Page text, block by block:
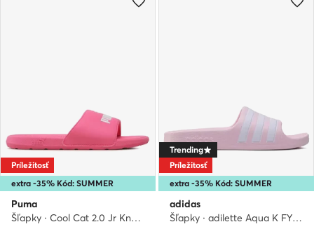
extra -35% Kód: SUMMER
Príležitosť
Puma
Šľapky · Cool Cat 2.0 Jr Knockout 39088108 · Ružová
extra -35% Kód: SUMMER
Trending
Príležitosť
adidas
Šľapky · adilette Aqua K FY8072 · Ružová